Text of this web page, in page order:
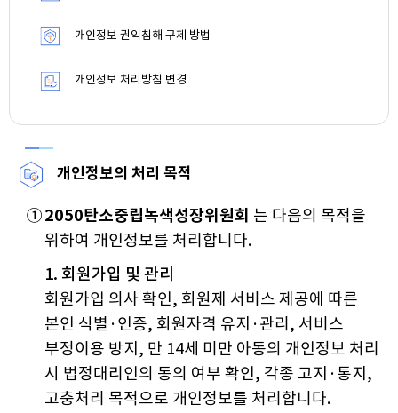
개인정보 권익침해 구제 방법
개인정보 처리방침 변경
개인정보의 처리 목적
①2050탄소중립녹색성장위원회 는 다음의 목적을
위하여 개인정보를 처리합니다.
1. 회원가입 및 관리
회원가입 의사 확인, 회원제 서비스 제공에 따른
본인 식별·인증, 회원자격 유지·관리, 서비스
부정이용 방지, 만 14세 미만 아동의 개인정보 처리
시 법정대리인의 동의 여부 확인, 각종 고지·통지,
고충처리 목적으로 개인정보를 처리합니다.